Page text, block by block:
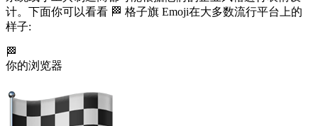
计。下面你可以看看 🏁 格子旗 Emoji在大多数流行平台上的
样子:
🏁
你的浏览器